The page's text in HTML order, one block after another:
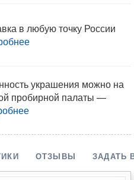
в любую точку России
украшения можно на
пробирной палаты —
ОТЗЫВЫ ЗАДАТЬ